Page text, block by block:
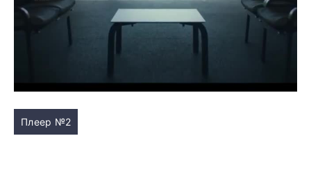
Плеер №2